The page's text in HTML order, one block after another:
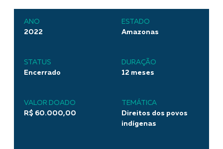
ANO
2022
ESTADO
Amazonas
STATUS
Encerrado
DURAÇÃO
12 meses
VALOR DOADO
R$ 60.000,00
TEMÁTICA
Direitos dos povos
indígenas